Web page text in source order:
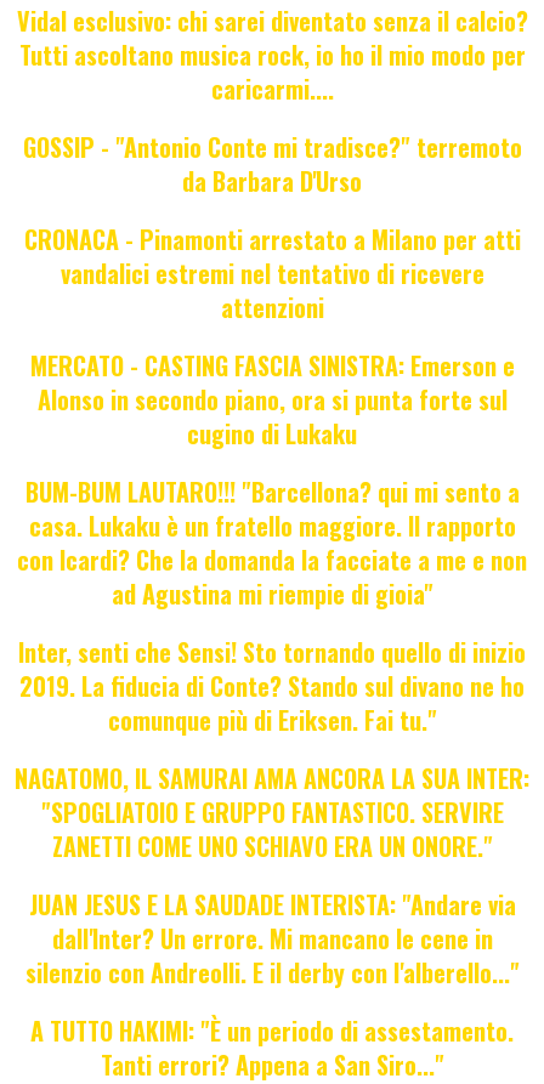
Vidal esclusivo: chi sarei diventato senza il calcio?
Tutti ascoltano musica rock, io ho il mio modo per
caricarmi....
GOSSIP - "Antonio Conte mi tradisce?" terremoto
da Barbara D'Urso
CRONACA - Pinamonti arrestato a Milano per atti
vandalici estremi nel tentativo di ricevere
attenzioni
MERCATO - CASTING FASCIA SINISTRA: Emerson e
Alonso in secondo piano, ora si punta forte sul
cugino di Lukaku
BUM-BUM LAUTARO!!! "Barcellona? qui mi sento a
casa. Lukaku è un fratello maggiore. Il rapporto
con Icardi? Che la domanda la facciate a me e non
ad Agustina mi riempie di gioia"
Inter, senti che Sensi! Sto tornando quello di inizio
2019. La fiducia di Conte? Stando sul divano ne ho
comunque più di Eriksen. Fai tu."
NAGATOMO, IL SAMURAI AMA ANCORA LA SUA INTER:
"SPOGLIATOIO E GRUPPO FANTASTICO. SERVIRE
ZANETTI COME UNO SCHIAVO ERA UN ONORE."
JUAN JESUS E LA SAUDADE INTERISTA: "Andare via
dall'Inter? Un errore. Mi mancano le cene in
silenzio con Andreolli. E il derby con l'alberello..."
A TUTTO HAKIMI: "È un periodo di assestamento.
Tanti errori? Appena a San Siro..."